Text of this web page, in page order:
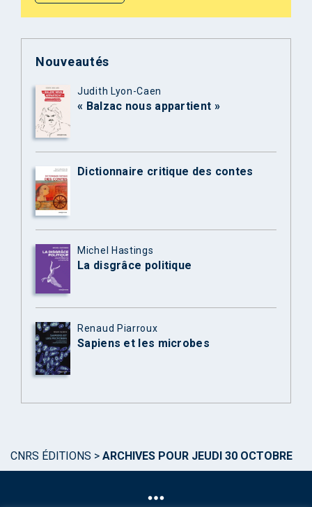
Nouveautés
Judith Lyon-Caen
« Balzac nous appartient »
Dictionnaire critique des contes
Michel Hastings
La disgrâce politique
Renaud Piarroux
Sapiens et les microbes
CNRS ÉDITIONS > ARCHIVES POUR JEUDI 30 OCTOBRE